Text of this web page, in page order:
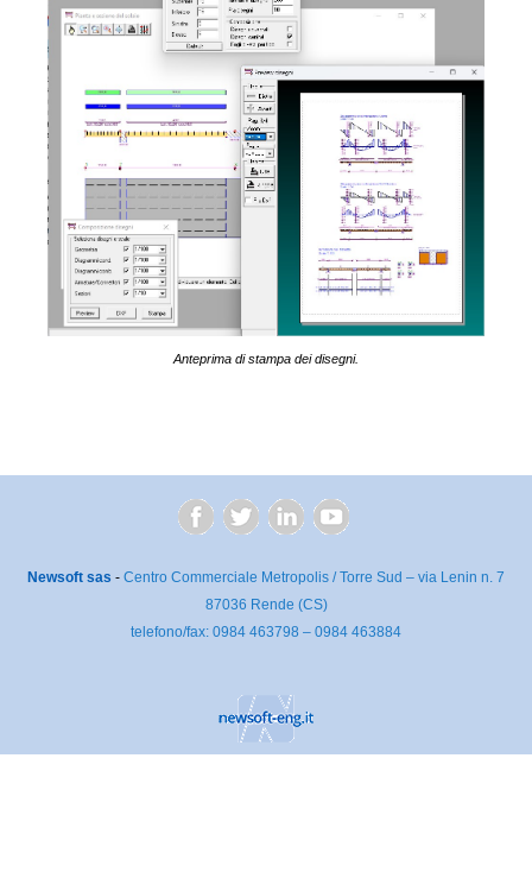
Anteprima di stampa dei disegni.
Newsoft sas - Centro Commerciale Metropolis / Torre Sud – via Lenin n. 7
87036 Rende (CS)
telefono/fax: 0984 463798 – 0984 463884